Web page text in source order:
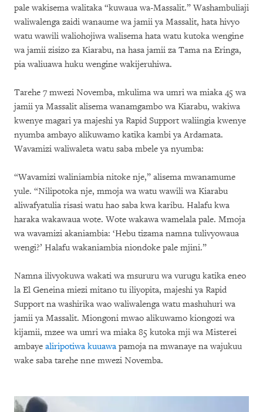
pale wakisema walitaka “kuwaua wa-Massalit.” Washambuliaji
waliwalenga zaidi wanaume wa jamii ya Massalit, hata hivyo
watu wawili waliohojiwa walisema hata watu kutoka wengine
wa jamii zisizo za Kiarabu, na hasa jamii za Tama na Eringa,
pia waliuawa huku wengine wakijeruhiwa.
Tarehe 7 mwezi Novemba, mkulima wa umri wa miaka 45 wa
jamii ya Massalit alisema wanamgambo wa Kiarabu, wakiwa
kwenye magari ya majeshi ya Rapid Support waliingia kwenye
nyumba ambayo alikuwamo katika kambi ya Ardamata.
Wavamizi waliwaleta watu saba mbele ya nyumba:
“Wavamizi waliniambia nitoke nje,” alisema mwanamume
yule. “Nilipotoka nje, mmoja wa watu wawili wa Kiarabu
aliwafyatulia risasi watu hao saba kwa karibu. Halafu kwa
haraka wakawaua wote. Wote wakawa wamelala pale. Mmoja
wa wavamizi akaniambia: ‘Hebu tizama namna tulivyowaua
wengi?’ Halafu wakaniambia niondoke pale mjini.”
Namna ilivyokuwa wakati wa msururu wa vurugu katika eneo
la El Geneina miezi mitano tu iliyopita, majeshi ya Rapid
Support na washirika wao waliwalenga watu mashuhuri wa
jamii ya Massalit. Miongoni mwao alikuwamo kiongozi wa
kijamii, mzee wa umri wa miaka 85 kutoka mji wa Misterei
ambaye aliripotiwa kuuawa pamoja na mwanaye na wajukuu
wake saba tarehe nne mwezi Novemba.